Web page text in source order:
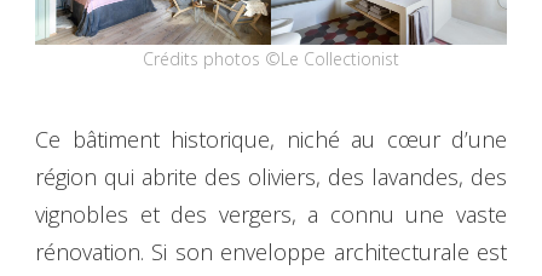
Crédits photos ©Le Collectionist
Ce bâtiment historique, niché au cœur d’une
région qui abrite des oliviers, des lavandes, des
vignobles et des vergers, a connu une vaste
rénovation. Si son enveloppe architecturale est